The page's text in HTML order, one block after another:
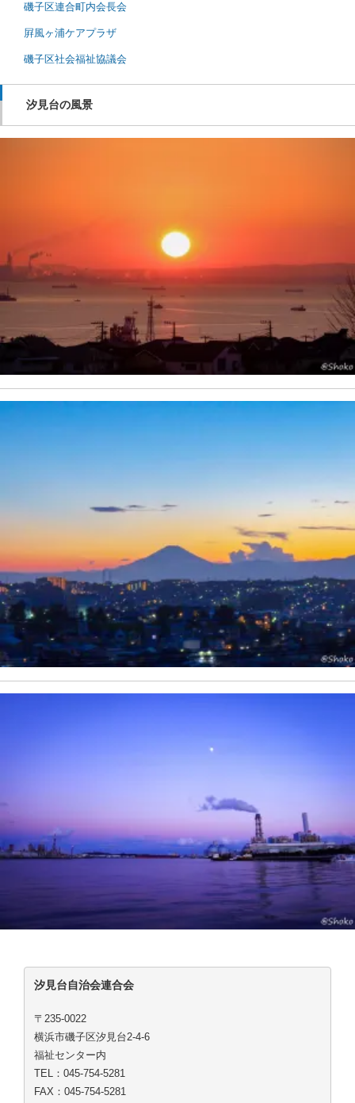
磯子区連合町内会長会
屛風ヶ浦ケアプラザ
磯子区社会福祉協議会
汐見台の風景
汐見台自治会連合会
〒235-0022
横浜市磯子区汐見台2-4-6
福祉センター内
TEL：045-754-5281
FAX：045-754-5281